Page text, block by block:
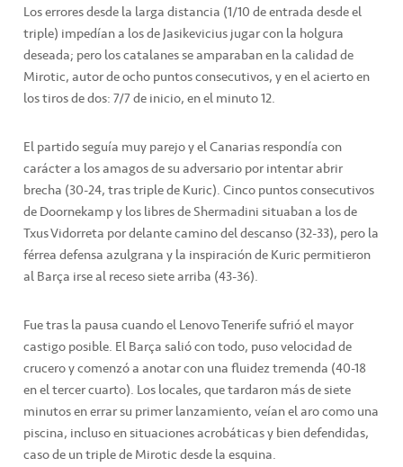
Los errores desde la larga distancia (1/10 de entrada desde el
triple) impedían a los de Jasikevicius jugar con la holgura
deseada; pero los catalanes se amparaban en la calidad de
Mirotic, autor de ocho puntos consecutivos, y en el acierto en
los tiros de dos: 7/7 de inicio, en el minuto 12.
El partido seguía muy parejo y el Canarias respondía con
carácter a los amagos de su adversario por intentar abrir
brecha (30-24, tras triple de Kuric). Cinco puntos consecutivos
de Doornekamp y los libres de Shermadini situaban a los de
Txus Vidorreta por delante camino del descanso (32-33), pero la
férrea defensa azulgrana y la inspiración de Kuric permitieron
al Barça irse al receso siete arriba (43-36).
Fue tras la pausa cuando el Lenovo Tenerife sufrió el mayor
castigo posible. El Barça salió con todo, puso velocidad de
crucero y comenzó a anotar con una fluidez tremenda (40-18
en el tercer cuarto). Los locales, que tardaron más de siete
minutos en errar su primer lanzamiento, veían el aro como una
piscina, incluso en situaciones acrobáticas y bien defendidas,
caso de un triple de Mirotic desde la esquina.